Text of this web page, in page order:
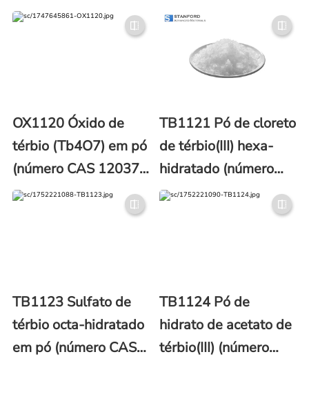
(TbF3)
OX1120 Óxido de
térbio (Tb4O7) em pó
(número CAS 12037-
01-3)
TB1121 Pó de cloreto
de térbio(III) hexa-
hidratado (número
CAS 13798-24-8)
TB1123 Sulfato de
térbio octa-hidratado
em pó (número CAS
TB1124 Pó de
hidrato de acetato de
térbio(III) (número